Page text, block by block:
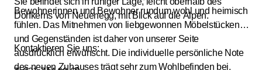
Dorfkerns von Neuenegg, mit Blick auf die Alpen.
Bewohnerinnen und Bewohner rundum wohl und heimisch
fühlen. Das Mitnehmen von liebgewonnen Möbelstücken
und Gegenständen ist daher von unserer Seite
ausdrücklich erwünscht. Die individuelle persönliche Note
des neuen Zuhauses trägt sehr zum Wohlbefinden bei.
Kontaktieren Sie uns: